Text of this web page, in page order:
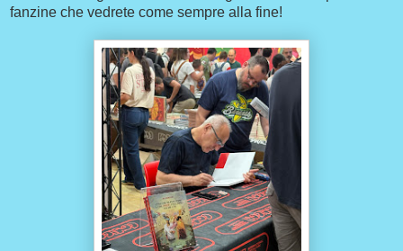
fanzine che vedrete come sempre alla fine!